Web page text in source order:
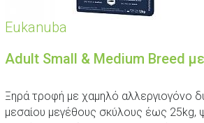
Eukanuba
Adult Small & Medium Breed
Ξηρά τροφή με χαμηλό αλλεργιογόνο
μεσαίου μεγέθους σκύλους έως 25kg,